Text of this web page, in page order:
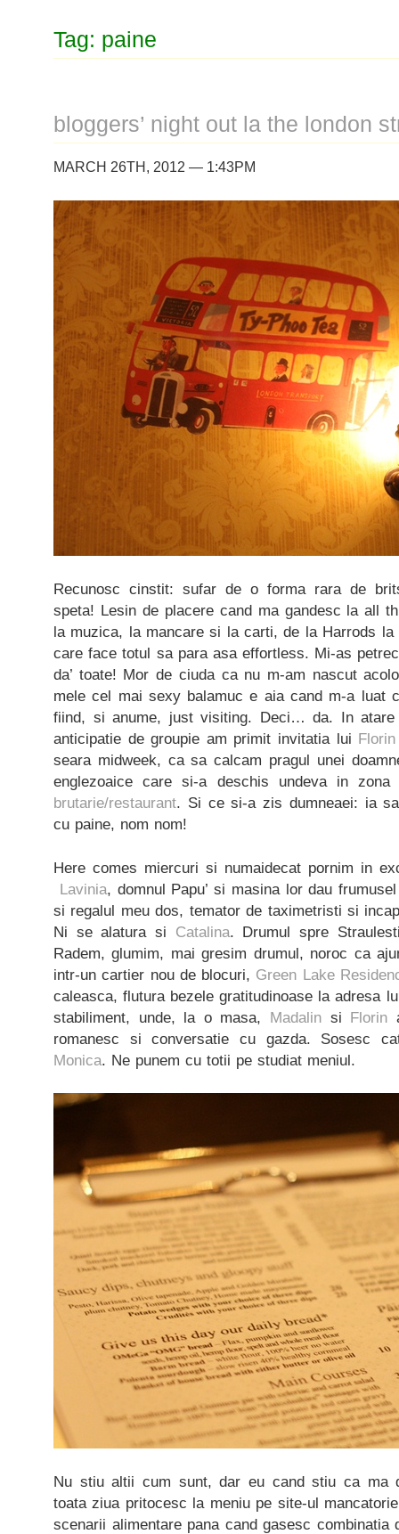
Tag: paine
bloggers’ night out la the london
MARCH 26TH, 2012 — 1:43PM
Recunosc cinstit: sufar de o forma rara de
speta! Lesin de placere cand ma gandesc la all
la muzica, la mancare si la carti, de la Harrods
care face totul sa para asa effortless. Mi-as
da’ toate! Mor de ciuda ca nu m-am nascut
mele cel mai sexy balamuc e aia cand m-a luat
fiind, si anume, just visiting. Deci… da. In
anticipatie de groupie am primit invitatia lui Florin
seara midweek, ca sa calcam pragul unei
englezoaice care si-a deschis undeva in
brutarie/restaurant. Si ce si-a zis dumneaei: ia
cu paine, nom nom!
Here comes miercuri si numaidecat pornim in
Lavinia, domnul Papu’ si masina lor dau
si regalul meu dos, temator de taximetristi si
Ni se alatura si Catalina. Drumul spre
Radem, glumim, mai gresim drumul, noroc ca
intr-un cartier nou de blocuri, Green Lake
caleasca, flutura bezele gratitudinoase la adresa
stabiliment, unde, la o masa, Madalin si Florin
romanesc si conversatie cu gazda. Sosesc
Monica. Ne punem cu totii pe studiat meniul.
Nu stiu altii cum sunt, dar eu cand stiu ca ma
toata ziua pritocesc la meniu pe site-ul
scenarii alimentare pana cand gasesc combinatia